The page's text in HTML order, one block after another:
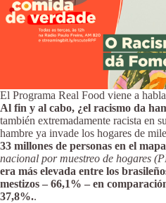
El Programa Real Food viene a
Al fin y al cabo, ¿el racismo da
también extremadamente racista en
hambre ya invade los hogares de
33 millones de personas en el
nacional por muestreo de hogares
era más elevada entre los
mestizos – 66,1% – en
37,8%..